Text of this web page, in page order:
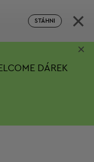
STÁHNI ×
DÁREK
×